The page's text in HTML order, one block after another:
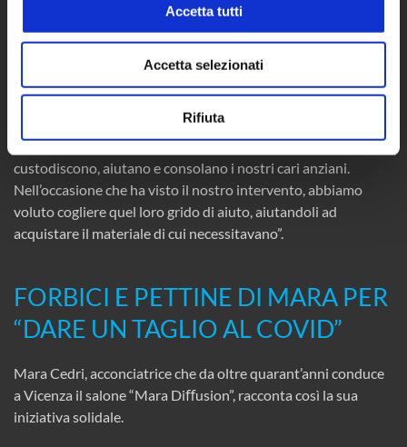
Accetta tutti
Accetta selezionati
Rifiuta
salute, quella individuale ma anche quella della comunità in
cui abitiamo, è il valore più alto, e preservarla è lo scopo di
ognuno di noi. Inoltre, aiutare gli altri è un gesto che può
sempre dare tanta gioia e soddisfazione. Il nostro contributo
ha voluto essere un modo per ringraziare tutto il personale
sanitario chiamato a fronteggiare l’emergenza sanitaria. In
strutture come l’Ipab ‘Muzan’ loro sono i nostri ‘angeli’, che
custodiscono, aiutano e consolano i nostri cari anziani.
Nell’occasione che ha visto il nostro intervento, abbiamo
voluto cogliere quel loro grido di aiuto, aiutandoli ad
acquistare il materiale di cui necessitavano”.
FORBICI E PETTINE DI MARA PER
“DARE UN TAGLIO AL COVID”
Mara Cedri, acconciatrice che da oltre quarant’anni conduce
a Vicenza il salone “Mara Diﬀusion”, racconta così la sua
iniziativa solidale.